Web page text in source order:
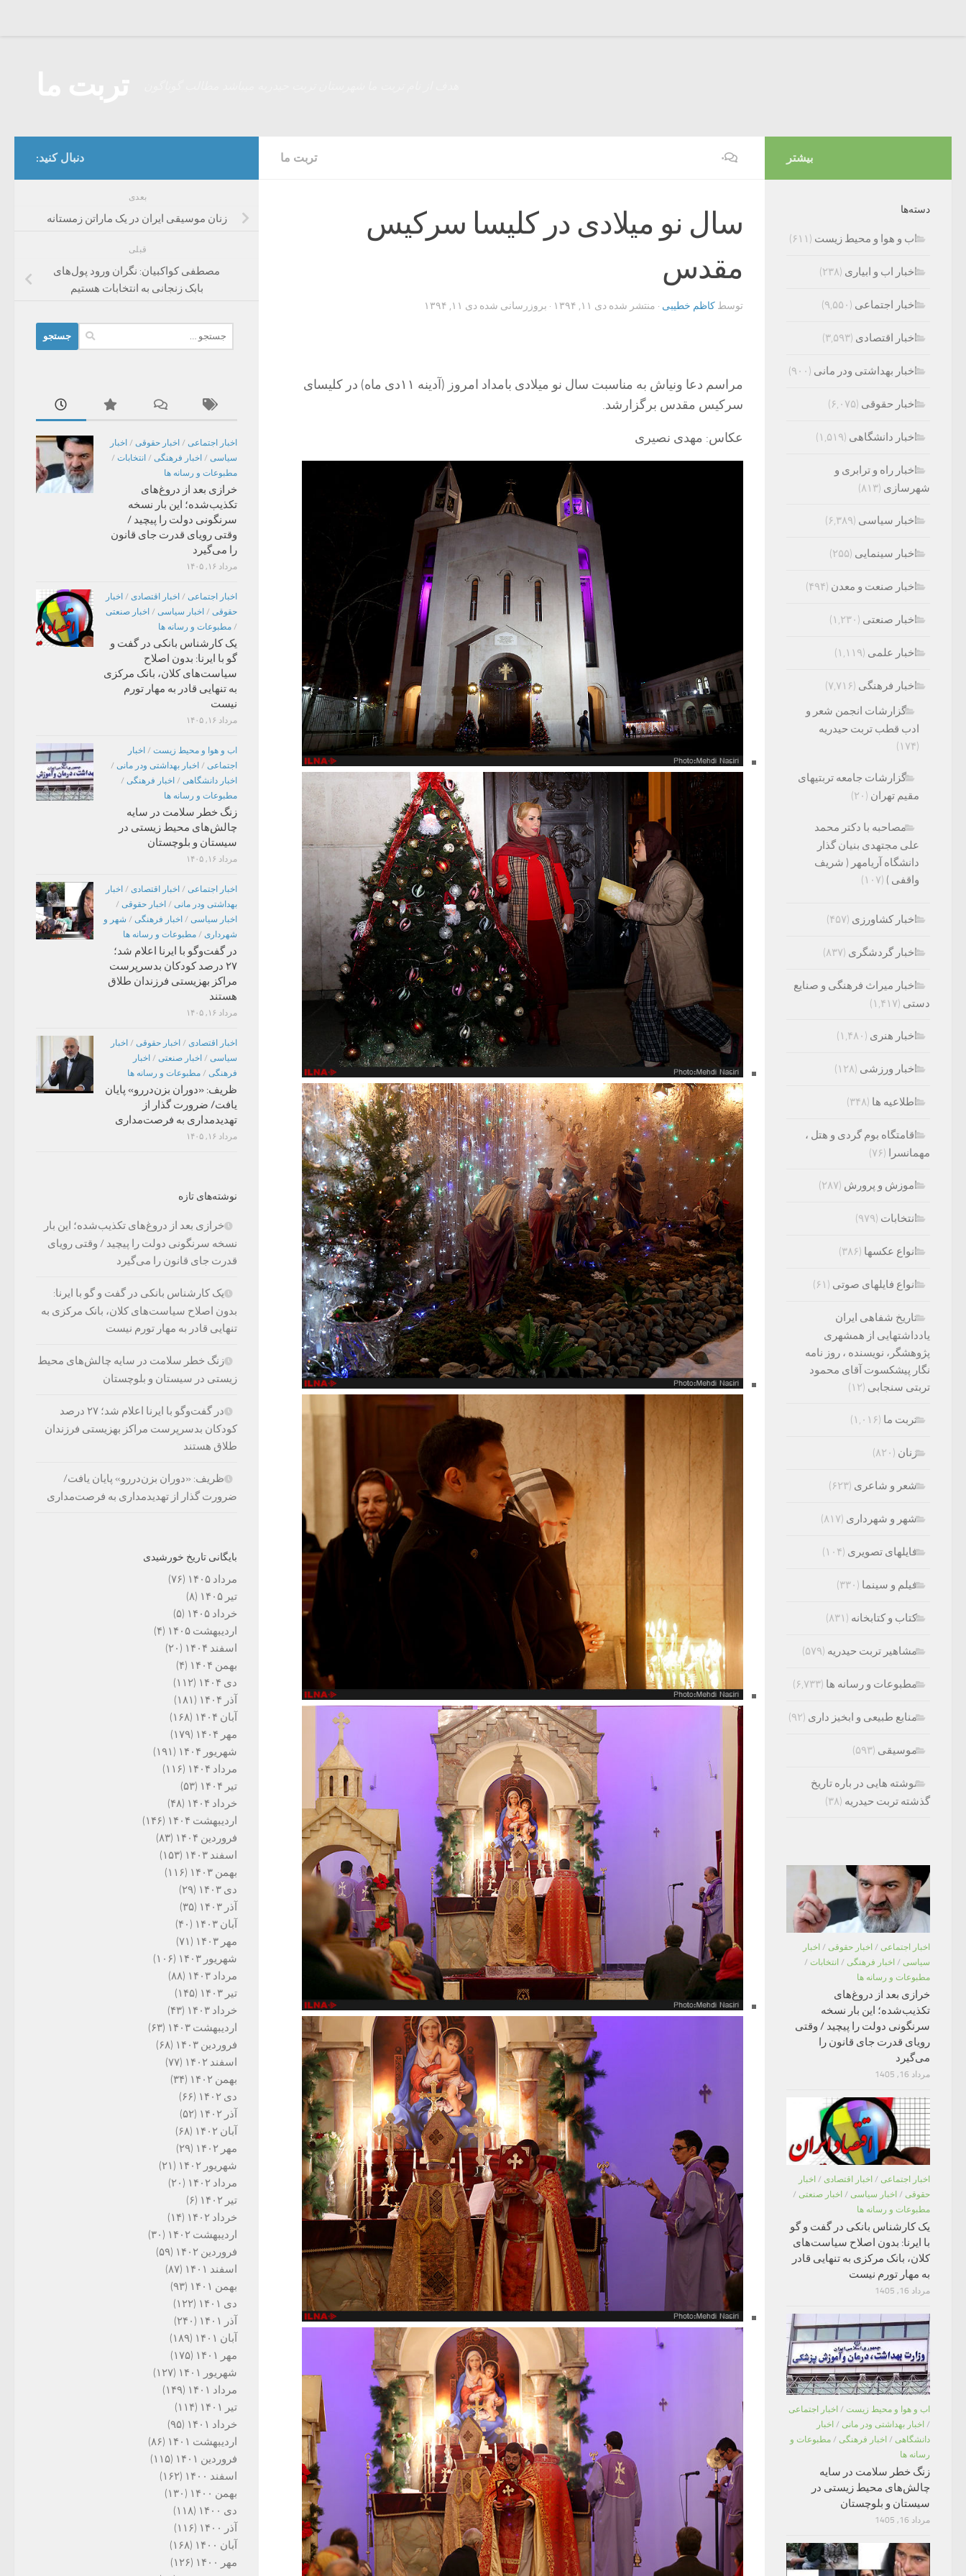
تربت ما ۰
سال نو میلادی در کلیسا سرکیس
مقدس
توسط کاظم خطیبی · منتشر شده دی ۱۱, ۱۳۹۴ · بروزرسانی شده دی ۱۱, ۱۳۹۴
مراسم دعا ونیاش به مناسبت سال نو میلادی بامداد امروز (آدینه ۱۱دی ماه) در کلیسای
سرکیس مقدس برگزارشد.
عکاس: مهدی نصیری
دنبال کنید:
بعدی
زنان موسیقی ایران در یک ماراتن زمستانه
قبلی
مصطفی کواکبیان: نگران ورود پول‌های
بابک زنجانی به انتخابات هستیم
برای:
اخبار اجتماعی / اخبار حقوقی / اخبار
سیاسی / اخبار فرهنگی / انتخابات /
مطبوعات و رسانه ها
خرازی بعد از دروغ‌های
تکذیب‌شده؛ این بار نسخه
سرنگونی دولت را پیچید /
وقتی رویای قدرت جای قانون
را می‌گیرد
مرداد ۱۶, ۱۴۰۵
اخبار اجتماعی / اخبار اقتصادی / اخبار
حقوقی / اخبار سیاسی / اخبار صنعتی
/ مطبوعات و رسانه ها
یک کارشناس بانکی در گفت و
گو با ایرنا: بدون اصلاح
سیاست‌های کلان، بانک مرکزی
به تنهایی قادر به مهار تورم
نیست
مرداد ۱۶, ۱۴۰۵
اب و هوا و محیط زیست / اخبار
اجتماعی / اخبار بهداشتی ودر مانی /
اخبار دانشگاهی / اخبار فرهنگی /
مطبوعات و رسانه ها
زنگ خطر سلامت در سایه
چالش‌های محیط زیستی در
سیستان و بلوچستان
مرداد ۱۶, ۱۴۰۵
اخبار اجتماعی / اخبار اقتصادی / اخبار
بهداشتی ودر مانی / اخبار حقوقی /
اخبار سیاسی / اخبار فرهنگی / شهر و
شهرداری / مطبوعات و رسانه ها
در گفت‌وگو با ایرنا اعلام شد؛
۲۷ درصد کودکان بدسرپرست
مراکز بهزیستی فرزندان طلاق
هستند
مرداد ۱۶, ۱۴۰۵
اخبار اقتصادی / اخبار حقوقی / اخبار
سیاسی / اخبار صنعتی / اخبار
فرهنگی / مطبوعات و رسانه ها
ظریف: «دوران بزن‌دررو» پایان
یافت/ ضرورت گذار از
تهدیدمداری به فرصت‌مداری
مرداد ۱۶, ۱۴۰۵
نوشته‌های تازه
خرازی بعد از دروغ‌های تکذیب‌شده؛ این بار
نسخه سرنگونی دولت را پیچید / وقتی رویای
قدرت جای قانون را می‌گیرد
یک کارشناس بانکی در گفت و گو با ایرنا:
بدون اصلاح سیاست‌های کلان، بانک مرکزی به
تنهایی قادر به مهار تورم نیست
زنگ خطر سلامت در سایه چالش‌های محیط
زیستی در سیستان و بلوچستان
در گفت‌وگو با ایرنا اعلام شد؛ ۲۷ درصد
کودکان بدسرپرست مراکز بهزیستی فرزندان
طلاق هستند
ظریف: «دوران بزن‌دررو» پایان یافت/
ضرورت گذار از تهدیدمداری به فرصت‌مداری
بایگانی تاریخ خورشیدی
مرداد ۱۴۰۵
(۷۶)
تیر ۱۴۰۵
(۸)
خرداد ۱۴۰۵
(۵)
اردیبهشت ۱۴۰۵
(۴)
اسفند ۱۴۰۴
(۲۰)
بهمن ۱۴۰۴
(۴)
دی ۱۴۰۴
(۱۱۲)
آذر ۱۴۰۴
(۱۸۱)
آبان ۱۴۰۴
(۱۶۸)
مهر ۱۴۰۴
(۱۷۹)
شهریور ۱۴۰۴
(۱۹۱)
مرداد ۱۴۰۴
(۱۱۶)
تیر ۱۴۰۴
(۵۳)
خرداد ۱۴۰۴
(۴۸)
اردیبهشت ۱۴۰۴
(۱۴۶)
فروردین ۱۴۰۴
(۸۳)
اسفند ۱۴۰۳
(۱۵۳)
بهمن ۱۴۰۳
(۱۱۶)
دی ۱۴۰۳
(۲۹)
آذر ۱۴۰۳
(۳۵)
آبان ۱۴۰۳
(۴۰)
مهر ۱۴۰۳
(۷۱)
شهریور ۱۴۰۳
(۱۰۶)
مرداد ۱۴۰۳
(۸۸)
تیر ۱۴۰۳
(۱۴۵)
خرداد ۱۴۰۳
(۴۳)
اردیبهشت ۱۴۰۳
(۶۳)
فروردین ۱۴۰۳
(۶۸)
اسفند ۱۴۰۲
(۷۷)
بهمن ۱۴۰۲
(۳۴)
دی ۱۴۰۲
(۶۶)
آذر ۱۴۰۲
(۵۲)
آبان ۱۴۰۲
(۶۸)
مهر ۱۴۰۲
(۲۹)
شهریور ۱۴۰۲
(۲۱)
مرداد ۱۴۰۲
(۲۰)
تیر ۱۴۰۲
(۶)
خرداد ۱۴۰۲
(۱۴)
اردیبهشت ۱۴۰۲
(۳۰)
فروردین ۱۴۰۲
(۵۹)
اسفند ۱۴۰۱
(۸۷)
بهمن ۱۴۰۱
(۹۳)
دی ۱۴۰۱
(۱۲۲)
آذر ۱۴۰۱
(۲۴۰)
آبان ۱۴۰۱
(۱۸۹)
مهر ۱۴۰۱
(۱۷۵)
شهریور ۱۴۰۱
(۱۲۷)
مرداد ۱۴۰۱
(۱۴۹)
تیر ۱۴۰۱
(۱۱۴)
خرداد ۱۴۰۱
(۹۵)
اردیبهشت ۱۴۰۱
(۸۶)
فروردین ۱۴۰۱
(۱۱۵)
اسفند ۱۴۰۰
(۱۶۲)
بهمن ۱۴۰۰
(۱۳۰)
دی ۱۴۰۰
(۱۱۸)
آذر ۱۴۰۰
(۱۱۶)
آبان ۱۴۰۰
(۱۶۸)
مهر ۱۴۰۰
(۱۲۶)
بیشتر
دسته‌ها
اب و هوا و محیط زیست (۶۱۱)
اخبار اب و ابیاری (۲۳۸)
اخبار اجتماعی (۹,۵۵۰)
اخبار اقتصادی (۳,۵۹۳)
اخبار بهداشتی ودر مانی (۹۰۰)
اخبار حقوقی (۶,۰۷۵)
اخبار دانشگاهی (۱,۵۱۹)
اخبار راه و ترابری و
شهرسازی (۸۱۳)
اخبار سیاسی (۶,۳۸۹)
اخبار سینمایی (۲۵۵)
اخبار صنعت و معدن (۴۹۴)
اخبار صنعتی (۱,۲۳۰)
اخبار علمی (۱,۱۱۹)
اخبار فرهنگی (۷,۷۱۶)
گزارشات انجمن شعر و
ادب قطب تربت حیدریه
(۱۷۴)
گزارشات جامعه تربتیهای
مقیم تهران (۲۰)
مصاحبه با دکتر محمد
علی مجتهدی بنیان گذار
دانشگاه آریامهر ( شریف
واقفی ) (۱۰۷)
اخبار کشاورزی (۴۵۷)
اخبار گردشگری (۸۳۷)
اخبار میراث فرهنگی و صنایع
دستی (۱,۴۱۷)
اخبار هنری (۱,۴۸۰)
اخبار ورزشی (۱۲۸)
اطلاعیه ها (۳۴۸)
اقامتگاه بوم گردی و هتل ،
مهمانسرا (۷۶)
اموزش و پرورش (۲۸۷)
انتخابات (۹۷۹)
انواع عکسها (۳۸۶)
انواع فایلهای صوتی (۶۱)
تاریخ شفاهی ایران
یادداشتهایی از همشهری
پژوهشگر، نویسنده ، روز نامه
نگار پیشکسوت آقای محمود
تربتی سنجابی (۱۲)
تربت ما (۱,۰۱۶)
زنان (۸۲۰)
شعر و شاعری (۶۲۳)
شهر و شهرداری (۸۱۷)
فایلهای تصویری (۱۰۴)
فیلم و سینما (۳۳۰)
کتاب و کتابخانه (۸۳۱)
مشاهیر تربت حیدریه (۵۷۹)
مطبوعات و رسانه ها (۶,۷۳۳)
منابع طبیعی و ابخیز داری (۹۲)
موسیقی (۵۹۳)
نوشته هایی در باره تاریخ
گذشته تربت حیدریه (۳۸)
اخبار اجتماعی / اخبار حقوقی / اخبار
سیاسی / اخبار فرهنگی / انتخابات /
مطبوعات و رسانه ها
خرازی بعد از دروغ‌های
تکذیب‌شده؛ این بار نسخه
سرنگونی دولت را پیچید / وقتی
رویای قدرت جای قانون را
می‌گیرد
مرداد 16, 1405
اخبار اجتماعی / اخبار اقتصادی / اخبار
حقوقی / اخبار سیاسی / اخبار صنعتی /
مطبوعات و رسانه ها
یک کارشناس بانکی در گفت و گو
با ایرنا: بدون اصلاح سیاست‌های
کلان، بانک مرکزی به تنهایی قادر
به مهار تورم نیست
مرداد 16, 1405
اب و هوا و محیط زیست / اخبار اجتماعی
/ اخبار بهداشتی ودر مانی / اخبار
دانشگاهی / اخبار فرهنگی / مطبوعات و
رسانه ها
زنگ خطر سلامت در سایه
چالش‌های محیط زیستی در
سیستان و بلوچستان
مرداد 16, 1405